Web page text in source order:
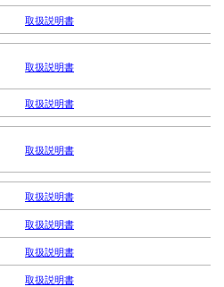
取扱説明書
取扱説明書
取扱説明書
取扱説明書
取扱説明書
取扱説明書
取扱説明書
取扱説明書